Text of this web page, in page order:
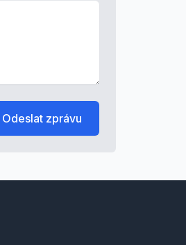
Odeslat zprávu